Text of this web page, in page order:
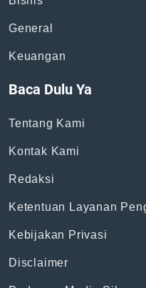
General
Keuangan
Baca Dulu Ya
Tentang Kami
Kontak Kami
Redaksi
Ketentuan Layanan
Kebijakan Privasi
Disclaimer